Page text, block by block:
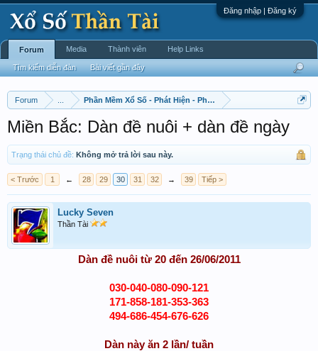
Đăng nhập | Đăng ký
Forum Phần Mềm Xổ Số - Phát Hiện - Phát Triển
Miền Bắc: Dàn đề nuôi + dàn đề ngày
Trạng thái chủ đề: Không mở trả lời sau này.
< Trước 1 ← 28 29 30 31 32 → 39 Tiếp >
Lucky Seven
Thần Tài
Dàn đề nuôi từ 20 đến 26/06/2011
030-040-080-090-121
171-858-181-353-363
494-686-454-676-626
Dàn này ăn 2 lần/ tuần
Forum
Tìm kiếm diễn đàn Bài viết gần đây
Media Thành viên Help Links